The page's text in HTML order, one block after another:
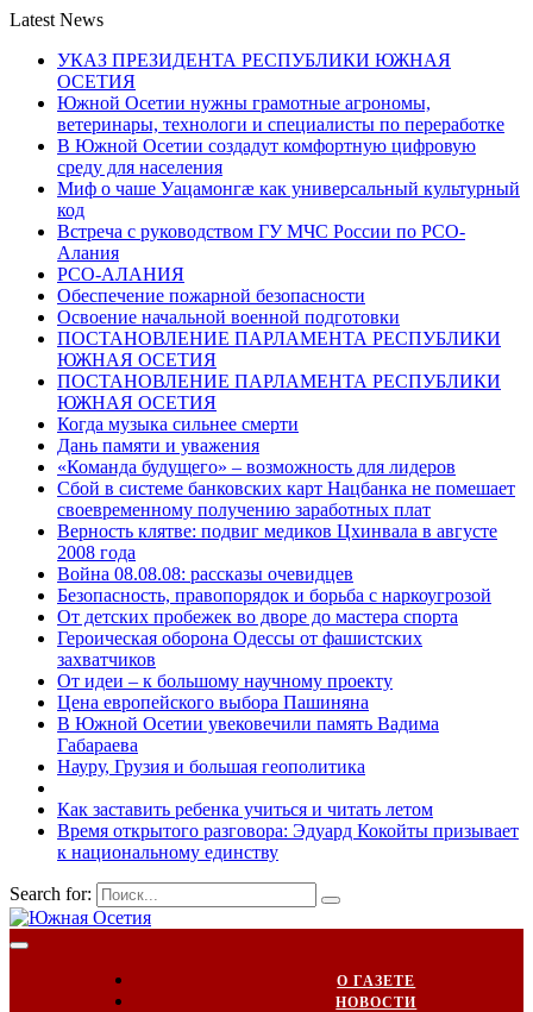
Latest News
УКАЗ ПРЕЗИДЕНТА РЕСПУБЛИКИ ЮЖНАЯ
ОСЕТИЯ
Южной Осетии нужны грамотные агрономы,
ветеринары, технологи и специалисты по переработке
В Южной Осетии создадут комфортную цифровую
среду для населения
Миф о чаше Уацамонгæ как универсальный культурный
код
Встреча с руководством ГУ МЧС России по РСО-
Алания
РСО-АЛАНИЯ
Обеспечение пожарной безопасности
Освоение начальной военной подготовки
ПОСТАНОВЛЕНИЕ ПАРЛАМЕНТА РЕСПУБЛИКИ
ЮЖНАЯ ОСЕТИЯ
ПОСТАНОВЛЕНИЕ ПАРЛАМЕНТА РЕСПУБЛИКИ
ЮЖНАЯ ОСЕТИЯ
Когда музыка сильнее смерти
Дань памяти и уважения
«Команда будущего» – возможность для лидеров
Сбой в системе банковских карт Нацбанка не помешает
своевременному получению заработных плат
Верность клятве: подвиг медиков Цхинвала в августе
2008 года
Война 08.08.08: рассказы очевидцев
Безопасность, правопорядок и борьба с наркоугрозой
От детских пробежек во дворе до мастера спорта
Героическая оборона Одессы от фашистских
захватчиков
От идеи – к большому научному проекту
Цена европейского выбора Пашиняна
В Южной Осетии увековечили память Вадима
Габараева
Науру, Грузия и большая геополитика
Как заставить ребенка учиться и читать летом
Время открытого разговора: Эдуард Кокойты призывает
к национальному единству
Search for:
О ГАЗЕТЕ
НОВОСТИ